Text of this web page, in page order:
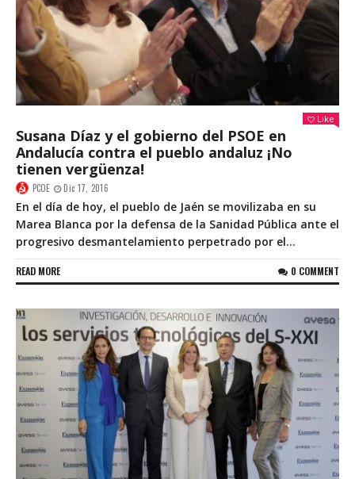
Like
Susana Díaz y el gobierno del PSOE en
Andalucía contra el pueblo andaluz ¡No
tienen vergüenza!
PCOE Dic 17, 2016
En el día de hoy, el pueblo de Jaén se movilizaba en su
Marea Blanca por la defensa de la Sanidad Pública ante el
progresivo desmantelamiento perpetrado por el...
READ MORE 0 COMMENT